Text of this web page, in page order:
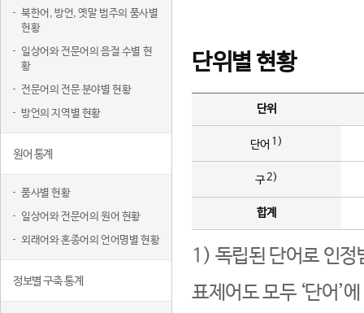
북한어, 방언, 옛말 범주의 품사별
현황
일상어와 전문어의 음절 수별 현
황
전문어의 전문 분야별 현황
방언의 지역별 현황
원어 통계
품사별 현황
일상어와 전문어의 원어 현황
외래어와 혼종어의 언어명별 현황
정보별 구축 통계
단위별 현황
단위
단어 1)
구2)
합계
1) 독립된 단어로 인정
표제어도 모두 ‘단어’